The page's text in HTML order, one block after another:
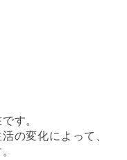
す。
の変化によって、